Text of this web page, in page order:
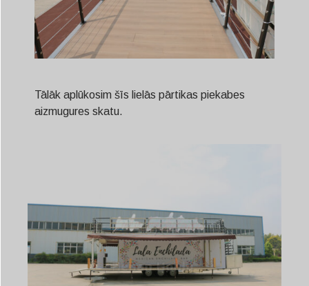
Tālāk aplūkosim šīs lielās pārtikas piekabes
aizmugures skatu.